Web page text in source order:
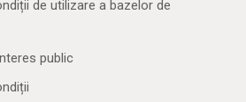
de utilizare a bazelor de
public